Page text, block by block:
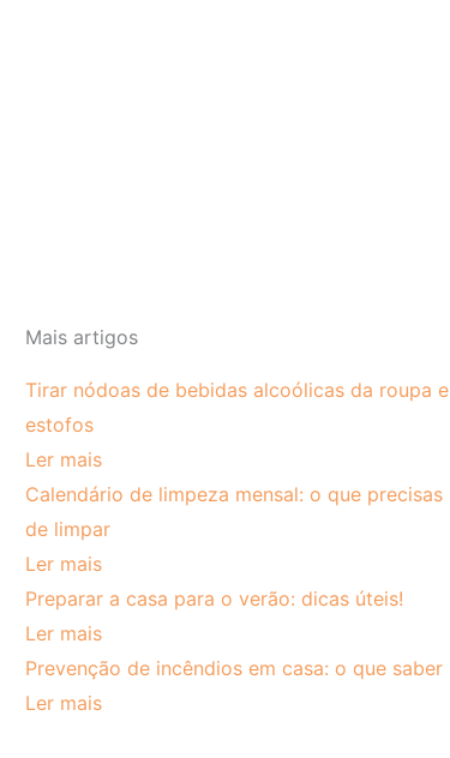
Mais artigos
Tirar nódoas de bebidas alcoólicas da roupa e
estofos
Ler mais
Calendário de limpeza mensal: o que precisas
de limpar
Ler mais
Preparar a casa para o verão: dicas úteis!
Ler mais
Prevenção de incêndios em casa: o que saber
Ler mais